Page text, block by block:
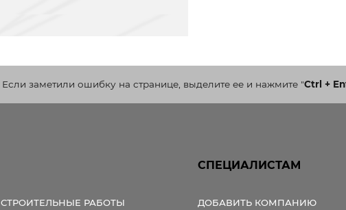
Если заметили ошибку на странице, выделите ее и нажмите"Ctrl +
СТРОИТЕЛЬНЫЕ РАБОТЫ
СПЕЦИАЛИСТАМ
ДОБАВИТЬ КОМПАНИЮ